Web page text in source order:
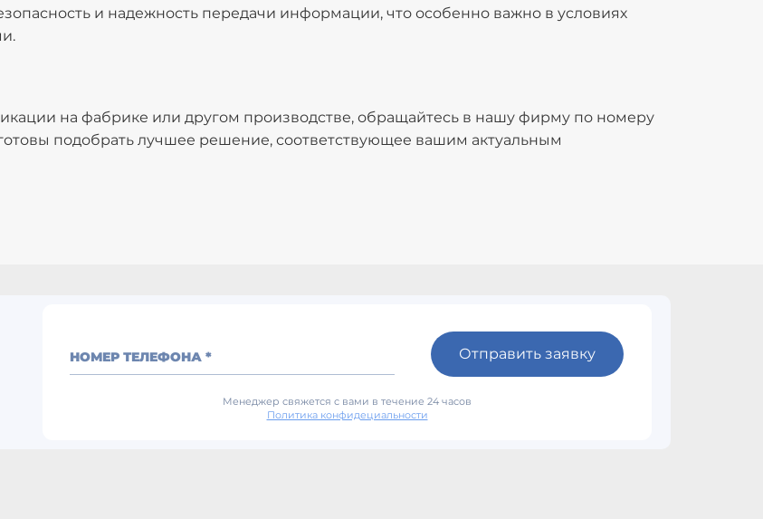
и надежность передачи информации, что особенно важно в условиях
на фабрике или другом производстве, обращайтесь в нашу фирму по номеру
подобрать лучшее решение, соответствующее вашим актуальным
НОМЕР ТЕЛЕФОНА * Отправить заявку
Менеджер свяжется с вами в течение 24 часов
Политика конфидециальности